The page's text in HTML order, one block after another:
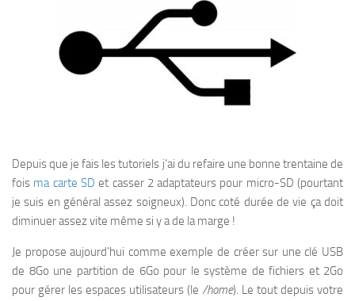
Depuis que je fais les tutoriels j’ai du refaire une bonne trentaine de
fois ma carte SD et casser 2 adaptateurs pour micro-SD (pourtant
je suis en général assez soigneux). Donc coté durée de vie ça doit
diminuer assez vite même si y a de la marge !
Je propose aujourd’hui comme exemple de créer sur une clé USB
de 8Go une partition de 6Go pour le système de fichiers et 2Go
pour gérer les espaces utilisateurs (le /home). Le tout depuis votre